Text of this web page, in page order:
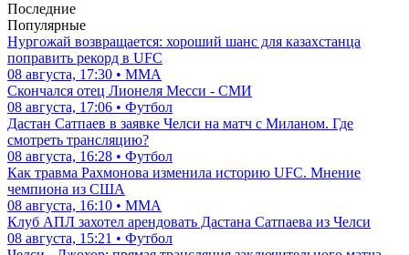
Последние
Популярные
Нургожай возвращается: хороший шанс для казахстанца
поправить рекорд в UFC
08 августа, 17:30 • ММА
Скончался отец Лионеля Месси - СМИ
08 августа, 17:06 • Футбол
Дастан Сатпаев в заявке Челси на матч с Миланом. Где
смотреть трансляцию?
08 августа, 16:28 • Футбол
Как травма Рахмонова изменила историю UFC. Мнение
чемпиона из США
08 августа, 16:10 • ММА
Клуб АПЛ захотел арендовать Дастана Сатпаева из Челси
08 августа, 15:21 • Футбол